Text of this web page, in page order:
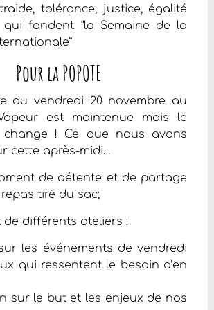
tolérance, justice, égalité
fondent “la Semaine de la
Pour la POPOTE
du vendredi 20 novembre au
est maintenue mais le
change ! Ce que nous avons
cette après-midi…
de détente et de partage
tiré du sac;
de différents ateliers :
les événements de vendredi
qui ressentent le besoin d’en
sur le but et les enjeux de nos